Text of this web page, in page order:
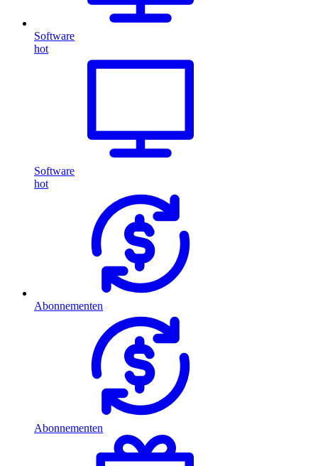
Software
hot
Software
hot
Abonnementen
Abonnementen